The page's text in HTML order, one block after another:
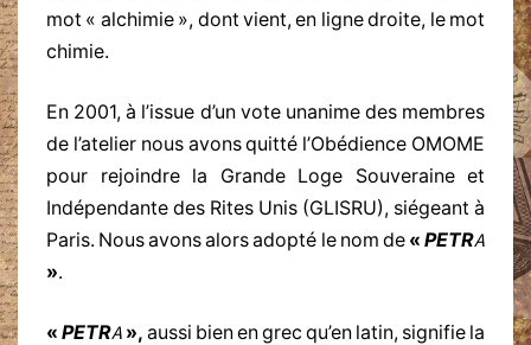
mot « alchimie », dont vient, en ligne droite, le mot
chimie.
En 2001, à l’issue d’un vote unanime des membres
de l’atelier nous avons quitté l’Obédience OMOME
pour rejoindre la Grande Loge Souveraine et
Indépendante des Rites Unis (GLISRU), siégeant à
Paris. Nous avons alors adopté le nom de «PETRA
».
« PETRA », aussi bien en grec qu’en latin, signifie la